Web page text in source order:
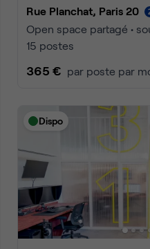
Rue Planchat, Paris 20
Open space partagé •
15 postes
365 € par poste par
Dispo